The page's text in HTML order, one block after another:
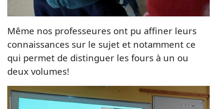
Même nos professeures ont pu affiner leurs
connaissances sur le sujet et notamment ce
qui permet de distinguer les fours à un ou
deux volumes!